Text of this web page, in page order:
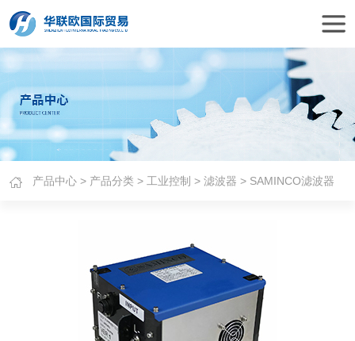
产品中心 > 产品分类 >工业控制 >滤波器 > SAMINCO滤波器